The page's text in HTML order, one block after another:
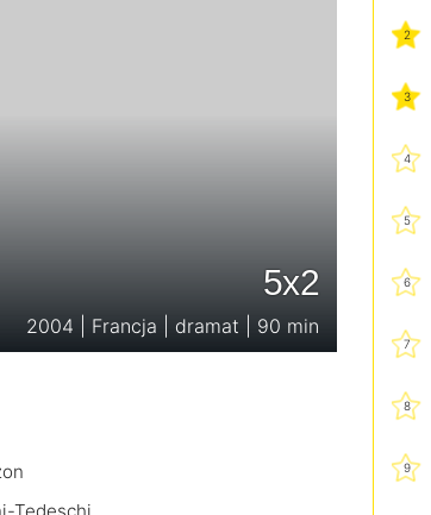
5x2
2004 | Francja | dramat | 90 min
2
3
4
5
6
7
8
9